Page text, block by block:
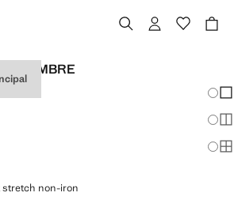
HOMBRE
non-iron
STRETCH NON-IRON
]